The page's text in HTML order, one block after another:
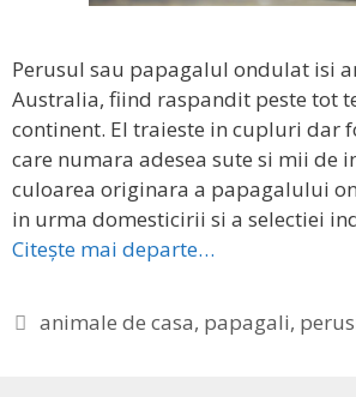
Perusul sau papagalul ondulat isi
Australia, fiind raspandit peste tot
continent. El traieste in cupluri dar
care numara adesea sute si mii de
culoarea originara a papagalului
in urma domesticirii si a selectiei
Citește mai departe…
Etichete
animale de casa, papagali,